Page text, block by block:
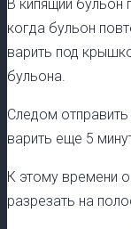
В кипящий
когда бульон
варить под
бульона.
Следом
варить еще 5
К этому времени
разрезать на